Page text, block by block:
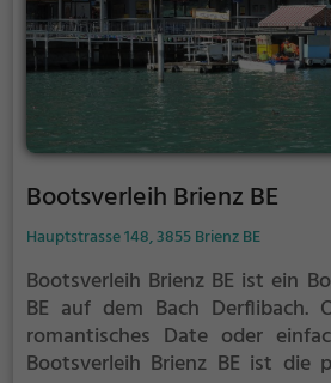
Bootsverleih Brienz BE
Hauptstrasse 148, 3855 Brienz BE
Bootsverleih Brienz BE ist ein
BE auf dem Bach Derflibach.
romantisches Date oder
Bootsverleih Brienz BE ist die